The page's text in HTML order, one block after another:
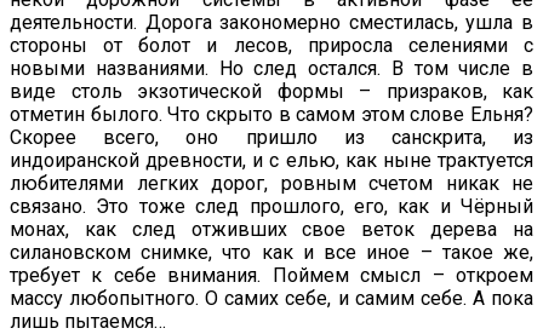
деятельности. Дорога закономерно сместилась, ушла в
стороны от болот и лесов, приросла селениями с
новыми названиями. Но след остался. В том числе в
виде столь экзотической формы – призраков, как
отметин былого. Что скрыто в самом этом слове Ельня?
Скорее всего, оно пришло из санскрита, из
индоиранской древности, и с елью, как ныне трактуется
любителями легких дорог, ровным счетом никак не
связано. Это тоже след прошлого, его, как и Чёрный
монах, как след отживших свое веток дерева на
силановском снимке, что как и все иное – такое же,
требует к себе внимания. Поймем смысл – откроем
массу любопытного. О самих себе, и самим себе. А пока
лишь пытаемся…